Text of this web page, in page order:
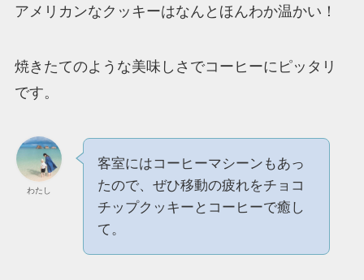
アメリカンなクッキーはなんとほんわか温かい！
焼きたてのような美味しさでコーヒーにピッタリ
です。
わたし
客室にはコーヒーマシーンもあっ
たので、ぜひ移動の疲れをチョコ
チップクッキーとコーヒーで癒し
て。